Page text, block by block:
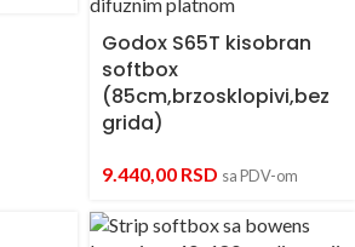
Godox S65T kisobran
softbox
(85cm,brzosklopivi,bez
grida)
9.440,00 RSD sa PDV-om